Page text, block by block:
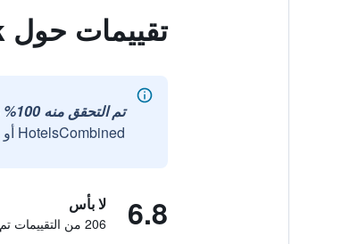
تقييمات حول Luxury Apartment Hotel Siófok
تم التحقق منه 100%
HotelsCombined أو مع شركائنا الخارجيين الموثوقين.
6.8 لا بأس
206 من التقييمات تم التحقق منها